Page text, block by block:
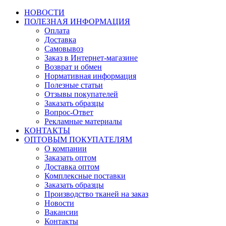
НОВОСТИ
ПОЛЕЗНАЯ ИНФОРМАЦИЯ
Оплата
Доставка
Самовывоз
Заказ в Интернет-магазине
Возврат и обмен
Нормативная информация
Полезные статьи
Отзывы покупателей
Заказать образцы
Вопрос-Ответ
Рекламные материалы
КОНТАКТЫ
ОПТОВЫМ ПОКУПАТЕЛЯМ
О компании
Заказать оптом
Доставка оптом
Комплексные поставки
Заказать образцы
Производство тканей на заказ
Новости
Вакансии
Контакты